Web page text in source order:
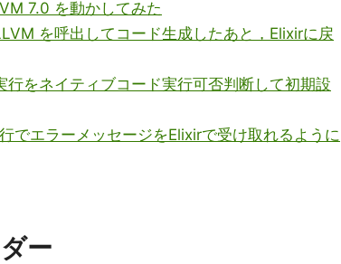
7.0 を動かしてみた
を呼出してコード生成したあと，Elixirに戻
をネイティブコード実行可否判断して初期設
でエラーメッセージをElixirで受け取れるように
ー